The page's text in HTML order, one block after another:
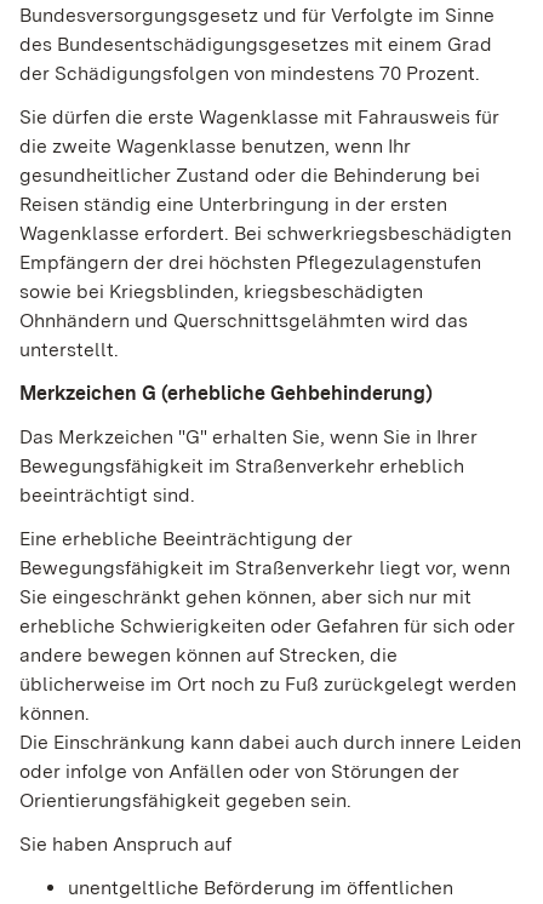
Bundesversorgungsgesetz und für Verfolgte im Sinne
des Bundesentschädigungsgesetzes mit einem Grad
der Schädigungsfolgen von mindestens 70 Prozent.
Sie dürfen die erste Wagenklasse mit Fahrausweis für
die zweite Wagenklasse benutzen, wenn Ihr
gesundheitlicher Zustand oder die Behinderung bei
Reisen ständig eine Unterbringung in der ersten
Wagenklasse erfordert. Bei schwerkriegsbeschädigten
Empfängern der drei höchsten Pflegezulagenstufen
sowie bei Kriegsblinden, kriegsbeschädigten
Ohnhändern und Querschnittsgelähmten wird das
unterstellt.
Merkzeichen G (erhebliche Gehbehinderung)
Das Merkzeichen "G" erhalten Sie, wenn Sie in Ihrer
Bewegungsfähigkeit im Straßenverkehr erheblich
beeinträchtigt sind.
Eine erhebliche Beeinträchtigung der
Bewegungsfähigkeit im Straßenverkehr liegt vor, wenn
Sie eingeschränkt gehen können, aber sich nur mit
erhebliche Schwierigkeiten oder Gefahren für sich oder
andere bewegen können auf Strecken, die
üblicherweise im Ort noch zu Fuß zurückgelegt werden
können.
Die Einschränkung kann dabei auch durch innere Leiden
oder infolge von Anfällen oder von Störungen der
Orientierungsfähigkeit gegeben sein.
Sie haben Anspruch auf
unentgeltliche Beförderung im öffentlichen